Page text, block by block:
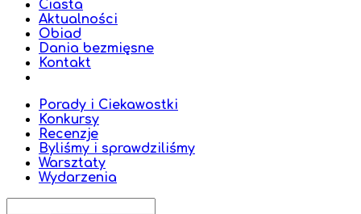
Ciasta
Aktualności
Obiad
Dania bezmięsne
Kontakt
Porady i Ciekawostki
Konkursy
Recenzje
Byliśmy i sprawdziliśmy
Warsztaty
Wydarzenia